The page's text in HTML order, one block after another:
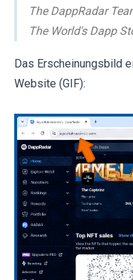
The DappRadar
The World's Dapp
Das Erscheinungsbild
Website (GIF):